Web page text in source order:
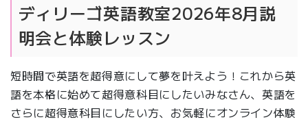
ディリーゴ英語教室2026年8月説
明会と体験レッスン
短時間で英語を超得意にして夢を叶えよう！これから英
語を本格に始めて超得意科目にしたいみなさん、英語を
さらに超得意科目にしたい方、お気軽にオンライン体験